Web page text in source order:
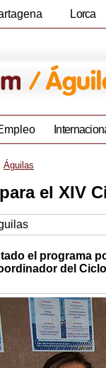
Lorca
Águilas
el XIV
el programa
del